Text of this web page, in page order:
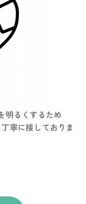
明るくするため
寧に接しておりま